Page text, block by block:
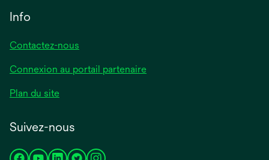
Info
Contactez-nous
Connexion au portail partenaire
Plan du site
Suivez-nous